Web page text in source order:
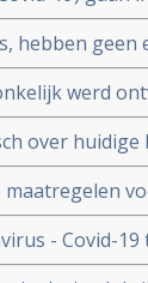
bij groepen
hebben
werd
ernstig zieke
over
meer
te lang
- Covid-
met het